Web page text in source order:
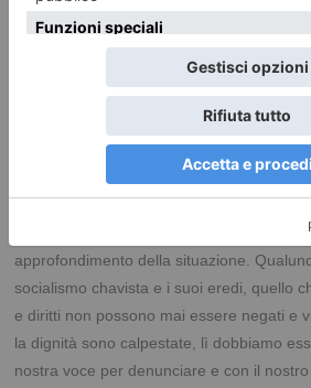
medicine e donazioni in denaro,
farmaci e presidi sanitari alla popolazione
la rete Caritas locale, ospedali e
popolo venezuelano sta vivendo giorni
il presidente del Consiglio regionale del
Nino Boeti– come Consiglio
doveroso dimostrare la nostra vicinanza
miseria, e offrire ai nostri concittadini
approfondimento della situazione.
socialismo chavista e i suoi eredi, quello
e diritti non possono mai essere negati e
la dignità sono calpestate, lì dobbiamo
nostra voce per denunciare e con il